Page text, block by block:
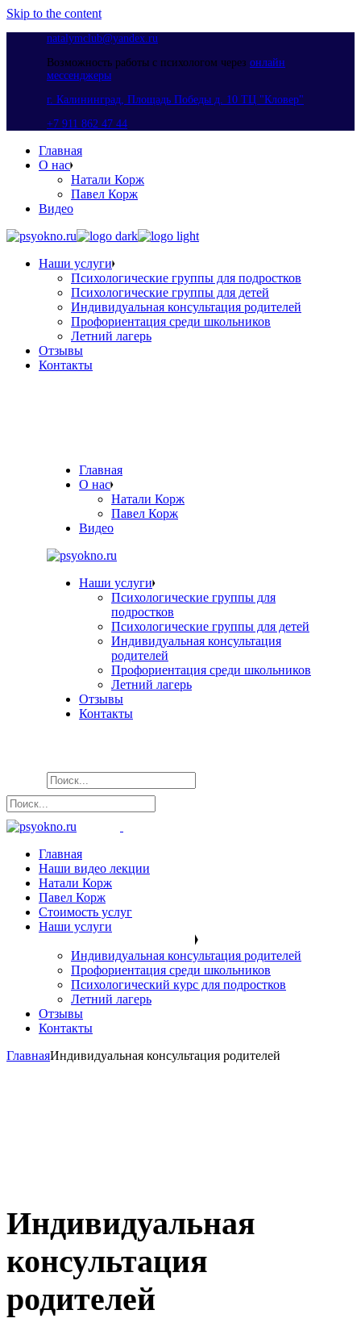
Skip to the content
natalymclub@yandex.ru
Возможность работы с психологом через онлайн
мессенджеры
г. Калининград, Площадь Победы д. 10 ТЦ "Кловер"
+7 911 862 47 44
Главная
О нас
Натали Корж
Павел Корж
Видео
Наши услуги
Психологические группы для подростков
Психологические группы для детей
Индивидуальная консультация родителей
Профориентация среди школьников
Летний лагерь
Отзывы
Контакты
Главная
О нас
Натали Корж
Павел Корж
Видео
Наши услуги
Психологические группы для
подростков
Психологические группы для детей
Индивидуальная консультация
родителей
Профориентация среди школьников
Летний лагерь
Отзывы
Контакты
Главная
Наши видео лекции
Натали Корж
Павел Корж
Стоимость услуг
Наши услуги
Индивидуальная консультация родителей
Профориентация среди школьников
Психологический курс для подростков
Летний лагерь
Отзывы
Контакты
ГлавнаяИндивидуальная консультация родителей
Индивидуальная
консультация
родителей